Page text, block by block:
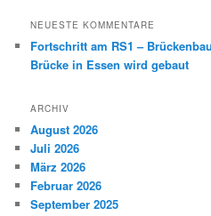
NEUESTE KOMMENTARE
Fortschritt am RS1 –
Brücke in Essen wird gebaut
ARCHIV
August 2026
Juli 2026
März 2026
Februar 2026
September 2025